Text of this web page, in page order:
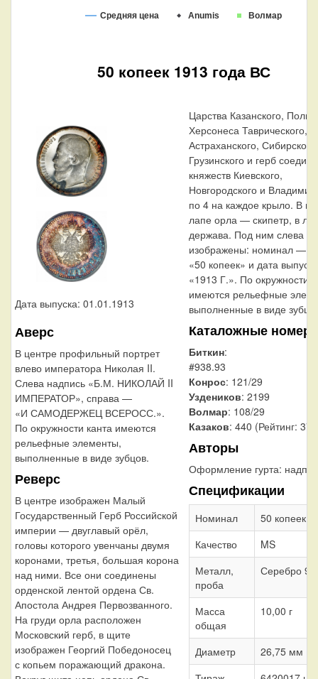
Средняя цена Anumis Волмар
50 копеек 1913 года ВС
Дата выпуска: 01.01.1913
Аверс
В центре профильный портрет
влево императора Николая II.
Слева надпись «Б.М. НИКОЛАЙ II
ИМПЕРАТОР», справа —
«И САМОДЕРЖЕЦ ВСЕРОСС.».
По окружности канта имеются
рельефные элементы,
выполненные в виде зубцов.
Реверс
В центре изображен Малый
Государственный Герб Российской
империи — двуглавый орёл,
головы которого увенчаны двумя
коронами, третья, большая корона
над ними. Все они соединены
орденской лентой ордена Св.
Апостола Андрея Первозванного.
На груди орла расположен
Московский герб, в щите
изображен Георгий Победоносец
с копьем поражающий дракона.
Царства Казанского,
Херсонеса Таврического,
Астраханского, Сибирского,
Грузинского и герб
княжеств Киевского,
Новгородского и
по 4 на каждое крыло. В
лапе орла — скипетр, в
держава. Под ним слева
изображены: номинал —
«50 копеек» и дата выпуска
«1913 Г.». По окружности
имеются рельефные
выполненные в виде
Каталожные номера
Биткин:
#938.93
Конрос: 121/29
Уздеников: 2199
Волмар: 108/29
Казаков: 440 (Рейтинг: 37)
Авторы
Оформление гурта:
Спецификации
Номинал
50 копеек
Качество
MS
Металл,
проба
Серебро
Масса
общая
10,00 г
Диаметр
26,75 мм